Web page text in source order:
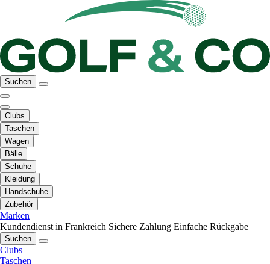
Suchen
Clubs
Taschen
Wagen
Bälle
Schuhe
Kleidung
Handschuhe
Zubehör
Marken
Kundendienst in Frankreich Sichere Zahlung Einfache Rückgabe
Suchen
Clubs
Taschen